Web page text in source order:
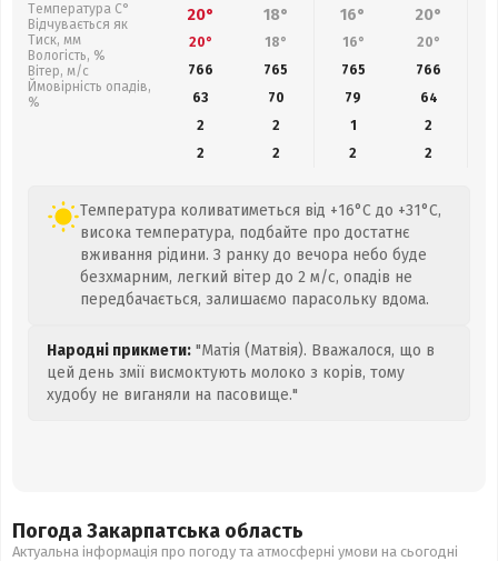
Температура С°
Відчувається як
Тиск, мм
Вологість, %
Вітер, м/с
Ймовірність опадів,
%
20° 18° 16° 20°
20° 18° 16° 20°
766
765 765 766
63
70 79 64
2
2 1
2
2
2 2 2
Температура коливатиметься від +16°C до +31°C,
висока температура, подбайте про достатнє
вживання рідини. З ранку до вечора небо буде
безхмарним, легкий вітер до 2 м/с, опадів не
передбачається, залишаємо парасольку вдома.
Народні прикмети: "Матія (Матвія). Вважалося, що в
цей день змії висмоктують молоко з корів, тому
худобу не виганяли на пасовище."
Погода Закарпатська область
Актуальна інформація про погоду та атмосферні умови на сьогодні